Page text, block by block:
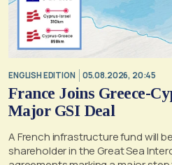
ENGLISH EDITION 05.08.2026, 20:45
France Joins Greece-
Major GSI Deal
A French infrastructure fund will
shareholder in the Great Sea